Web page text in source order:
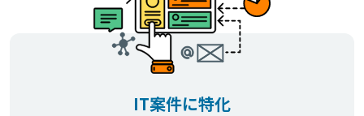
IT案件に特化